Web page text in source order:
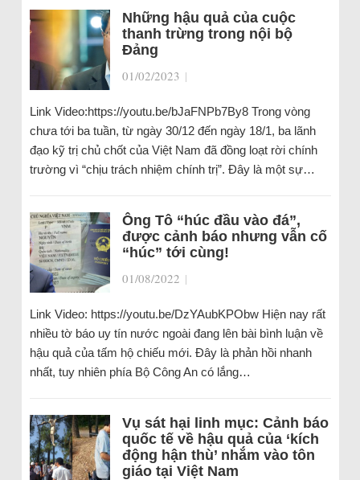
Những hậu quả của cuộc
thanh trừng trong nội bộ
Đảng
01/02/2023 |
Link Video:https://youtu.be/bJaFNPb7By8 Trong vòng
chưa tới ba tuần, từ ngày 30/12 đến ngày 18/1, ba lãnh
đạo kỹ trị chủ chốt của Việt Nam đã đồng loạt rời chính
trường vì “chịu trách nhiệm chính trị”. Đây là một sự…
Ông Tô “húc đầu vào đá”,
được cảnh báo nhưng vẫn cố
“húc” tới cùng!
01/08/2022 |
Link Video: https://youtu.be/DzYAubKPObw Hiện nay rất
nhiều tờ báo uy tín nước ngoài đang lên bài bình luận về
hậu quả của tấm hộ chiếu mới. Đây là phản hồi nhanh
nhất, tuy nhiên phía Bộ Công An có lắng…
Vụ sát hại linh mục: Cảnh báo
quốc tế về hậu quả của ‘kích
động hận thù’ nhắm vào tôn
giáo tại Việt Nam